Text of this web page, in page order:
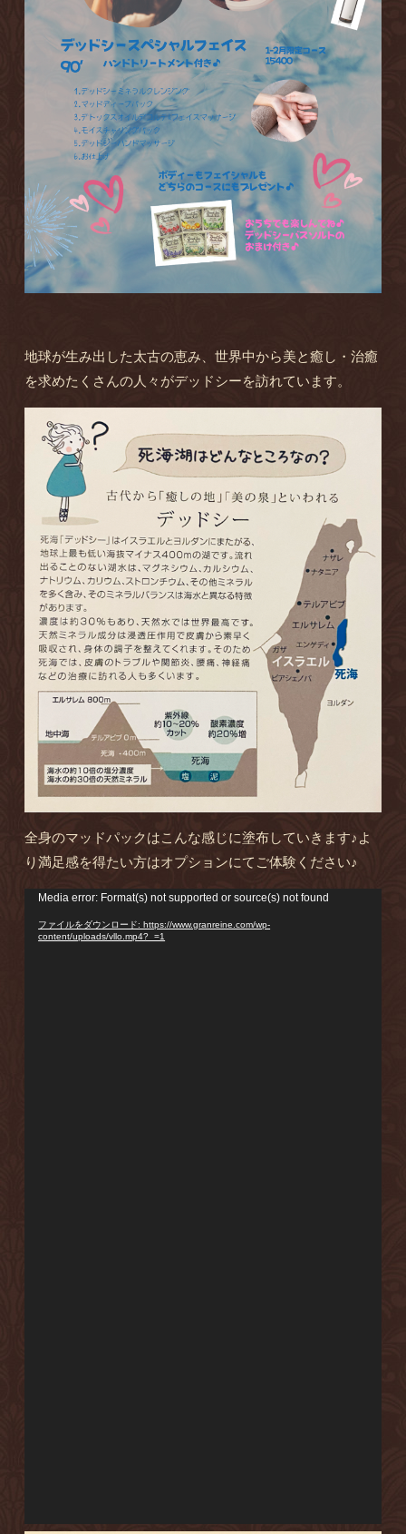
地球が生み出した太古の恵み、世界中から美と癒し・治癒
を求めたくさんの人々がデッドシーを訪れています。
全身のマッドパックはこんな感じに塗布していきます♪よ
り満足感を得たい方はオプションにてご体験ください♪
Media error: Format(s) not supported or source(s) not found
ファイルをダウンロード: https://www.granreine.com/wp-
content/uploads/vllo.mp4?_=1